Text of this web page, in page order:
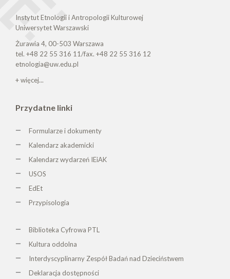
Instytut Etnologii i Antropologii Kulturowej
Uniwersytet Warszawski
Żurawia 4, 00-503 Warszawa
tel. +48 22 55 316 11/fax. +48 22 55 316 12
etnologia@uw.edu.pl
+ więcej...
Przydatne linki
Formularze i dokumenty
Kalendarz akademicki
Kalendarz wydarzeń IEiAK
USOS
EdEt
Przypisologia
Biblioteka Cyfrowa PTL
Kultura oddolna
Interdyscyplinarny Zespół Badań nad Dzieciństwem
Deklaracja dostępności